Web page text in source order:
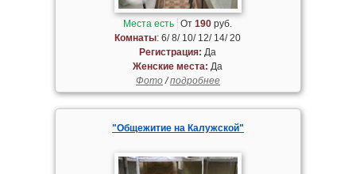
Места есть От190 руб.
Комнаты: 6/ 8/ 10/ 12/ 14/ 20
Регистрация: Да
Женские места: Да
Фото/подробнее
"Общежитие на Калужской"